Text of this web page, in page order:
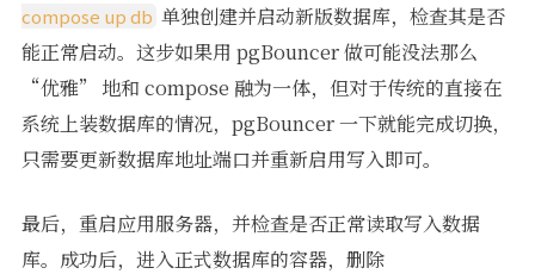
compose up db 单独创建并启动新版数据库，检查其是否
能正常启动。这步如果用 pgBouncer 做可能没法那么
“优雅” 地和 compose 融为一体，但对于传统的直接在
系统上装数据库的情况，pgBouncer 一下就能完成切换，
只需要更新数据库地址端口并重新启用写入即可。
最后，重启应用服务器，并检查是否正常读取写入数据
库。成功后，进入正式数据库的容器，删除